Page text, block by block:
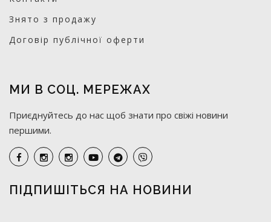
Знято з продажу
Договір публічної оферти
МИ В СОЦ. МЕРЕЖАХ
Приєднуйтесь до нас щоб знати про свіжі новини
першими.
ПІДПИШІТЬСЯ НА НОВИНИ